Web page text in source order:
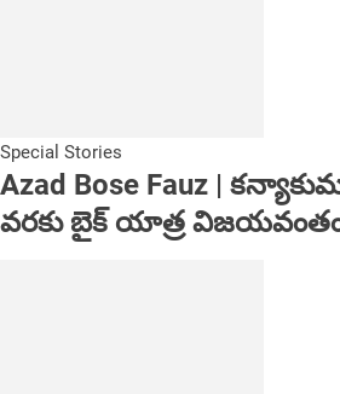
Special Stories
Azad Bose Fauz |
వరకు బైక్ యాత్ర